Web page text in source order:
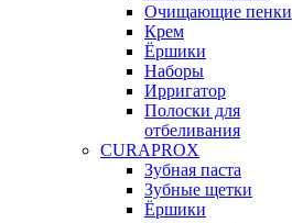
Очищающие пенки
Крем
Ёршики
Наборы
Ирригатор
Полоски для
отбеливания
CURAPROX
Зубная паста
Зубные щетки
Ёршики